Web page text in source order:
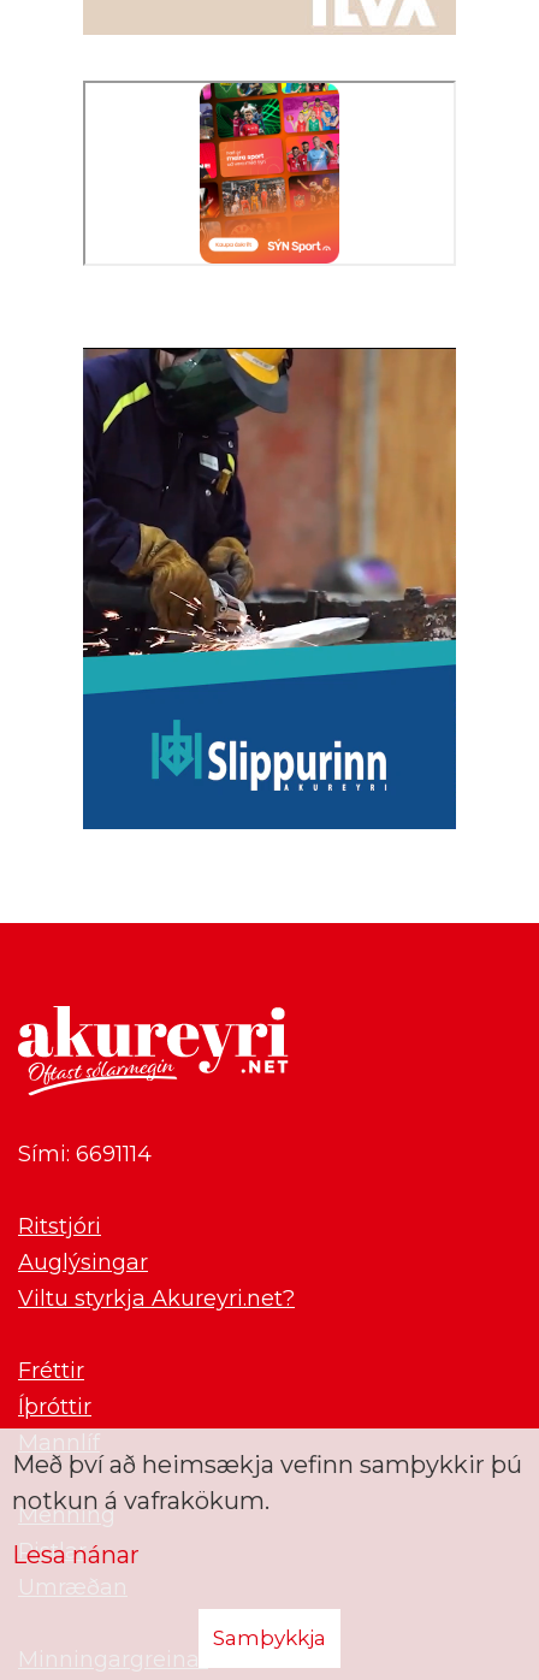
Sími: 6691114
Ritstjóri
Auglýsingar
Viltu styrkja Akureyri.net?
Fréttir
Íþróttir
Mannlíf
Menning
Pistlar
Umræðan
Minningargreinar
Með því að heimsækja vefinn samþykkir þú
notkun á vafrakökum.
Lesa nánar
Samþykkja